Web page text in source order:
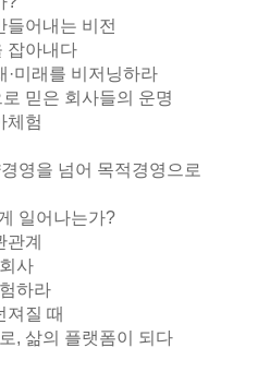
들어내는 비전
잡아내다
·미래를 비저닝하라
믿은 회사들의 운명
체험
영을 넘어 목적경영으로
일어나는가?
관계
사
하라
져질 때
, 삶의 플랫폼이 되다